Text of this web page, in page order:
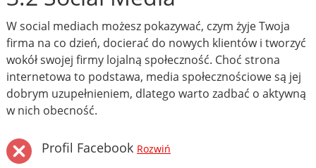
W social mediach możesz pokazywać, czym żyje Twoja
firma na co dzień, docierać do nowych klientów i tworzyć
wokół swojej firmy lojalną społeczność. Choć strona
internetowa to podstawa, media społecznościowe są jej
dobrym uzupełnieniem, dlatego warto zadbać o aktywną
w nich obecność.
Profil Facebook Rozwiń